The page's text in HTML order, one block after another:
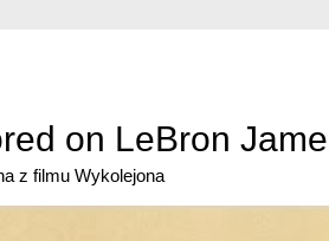
on LeBron
z filmu Wykolejona